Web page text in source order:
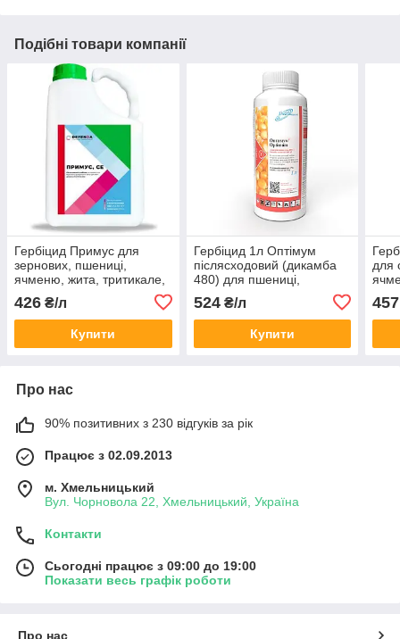
Подібні товари компанії
Гербіцид Примус для
зернових, пшениці,
ячменю, жита, тритикале,
кукурудзи (2,4-Д - 452 г/л,
флорасулам - 6,3 г/л)
426 ₴/л
Купити
Гербіцид 1л Оптімум
післясходовий (дикамба
480) для пшениці,
524₴/л
Купити
для
457
Про нас
90% позитивних з 230 відгуків за рік
Працює з 02.09.2013
м. Хмельницький
Вул. Чорновола 22, Хмельницький, Україна
Контакти
Сьогодні працює з 09:00 до 19:00
Показати весь графік роботи
Про нас